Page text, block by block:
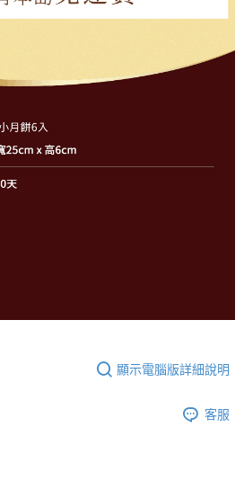
顯示電腦版詳細說明
客服